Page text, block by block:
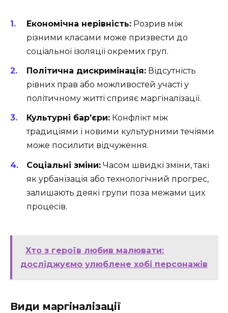
Економічна нерівність: Розрив між
різними класами може призвести до
соціальної ізоляції окремих груп.
Політична дискримінація: Відсутність
рівних прав або можливостей участі у
політичному житті сприяє маргіналізації.
Культурні бар’єри: Конфлікт між
традиціями і новими культурними течіями
може посилити відчуження.
Соціальні зміни: Часом швидкі зміни, такі
як урбанізація або технологічний прогрес,
залишають деякі групи поза межами цих
процесів.
Хто з героїв любив малювати:
досліджуємо улюблене хобі персонажів
Види маргіналізації